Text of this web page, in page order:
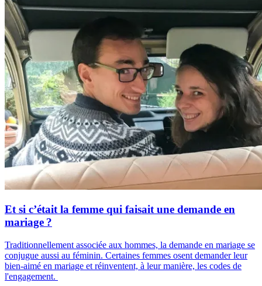
Et si c’était la femme qui faisait une demande en
mariage ?
Traditionnellement associée aux hommes, la demande en mariage se
conjugue aussi au féminin. Certaines femmes osent demander leur
bien-aimé en mariage et réinventent, à leur manière, les codes de
l'engagement.